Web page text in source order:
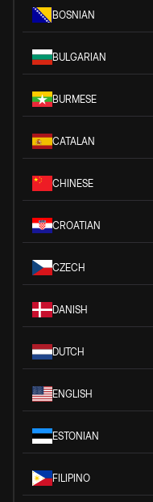
BOSNIAN
BULGARIAN
BURMESE
CATALAN
CHINESE
CROATIAN
CZECH
DANISH
DUTCH
ENGLISH
ESTONIAN
FILIPINO